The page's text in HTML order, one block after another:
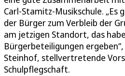
Carl-Stamitz-Musikschule. „Es
der Bürger zum Verbleib der
am jetzigen Standort, das
Bürgerbeteiligungen
Steinhof, stellvertretende
Schulpflegschaft.